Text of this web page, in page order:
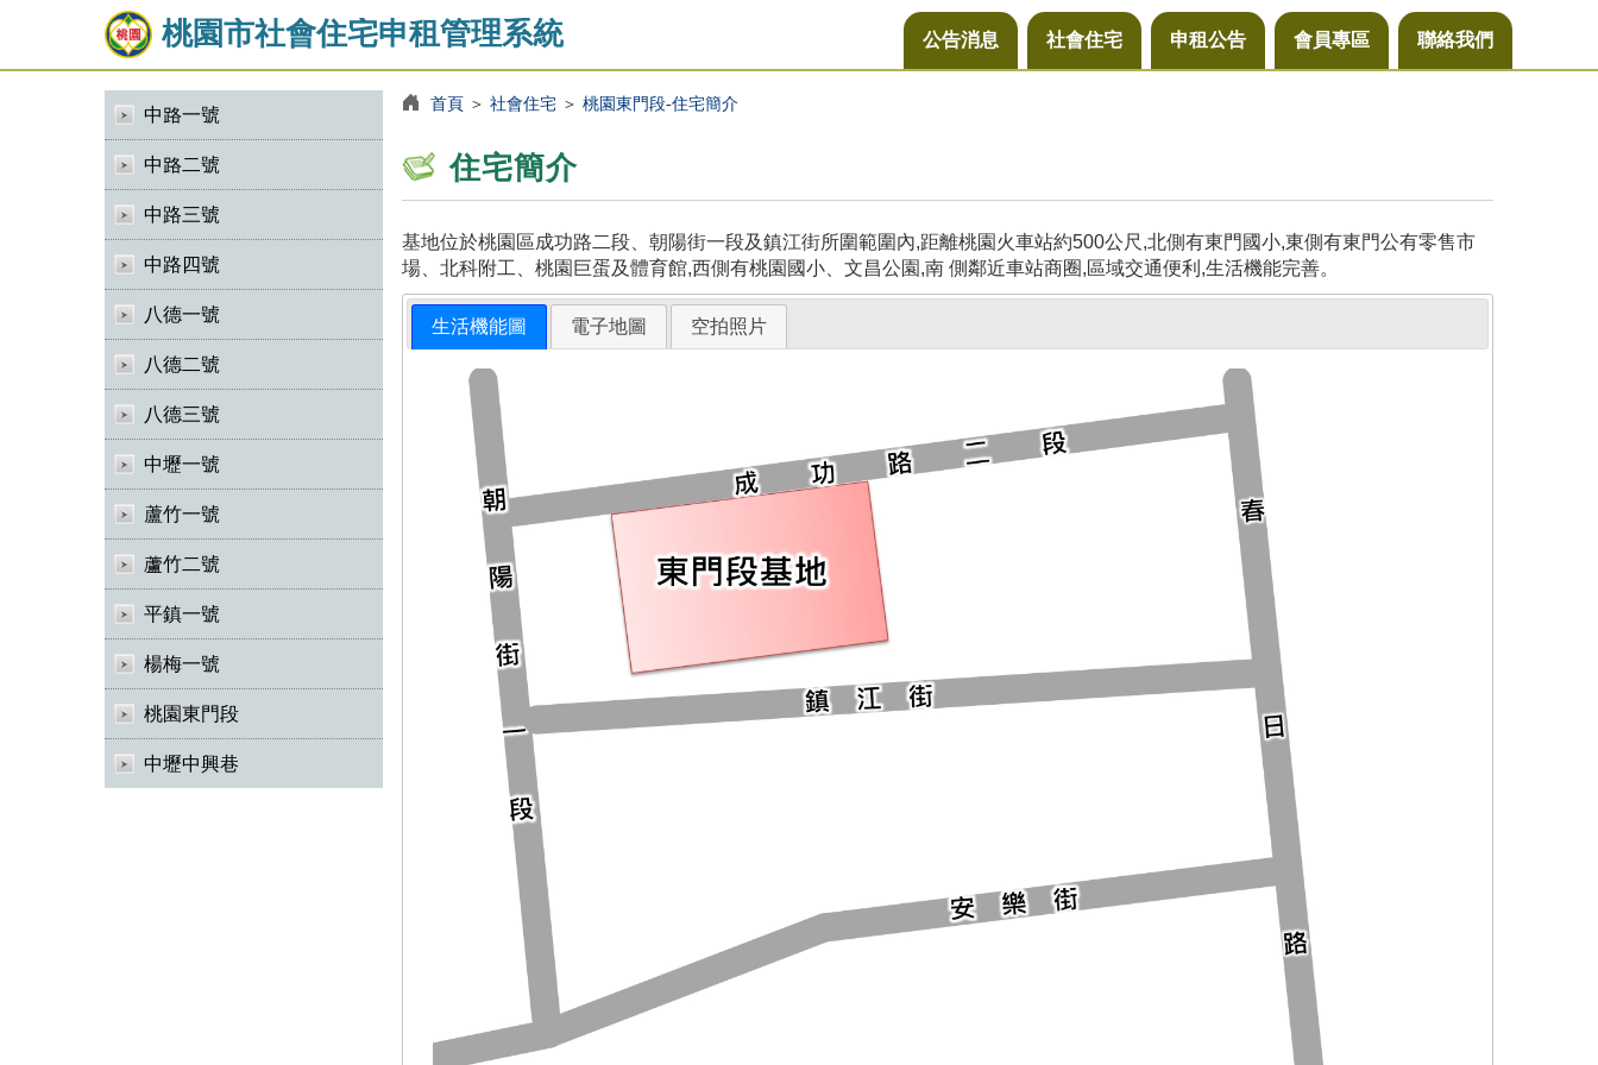
桃園市社會住宅申租管理系統 公告消息 社會住宅 申租公告 會員專區 聯絡我們
中路一號
中路二號
中路三號
中路四號
八德一號
八德二號
八德三號
中壢一號
蘆竹一號
蘆竹二號
平鎮一號
楊梅一號
桃園東門段
中壢中興巷
首頁＞ 社會住宅＞ 桃園東門段-住宅簡介
住宅簡介
基地位於桃園區成功路二段、朝陽街一段及鎮江街所圍範圍內,距離桃園火車站約500公尺,北側有東門國小,東側有東門公有零售市
場、北科附工、桃園巨蛋及體育館,西側有桃園國小、文昌公園,南 側鄰近車站商圈,區域交通便利,生活機能完善。
生活機能圖 電子地圖 空拍照片